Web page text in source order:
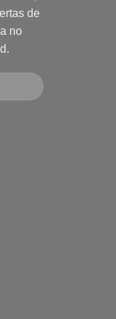
de
no